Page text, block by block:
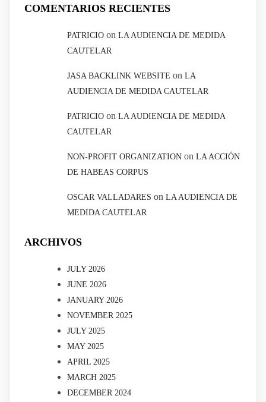
COMENTARIOS RECIENTES
PATRICIO on LA AUDIENCIA DE MEDIDA
CAUTELAR
JASA BACKLINK WEBSITE on LA
AUDIENCIA DE MEDIDA CAUTELAR
PATRICIO on LA AUDIENCIA DE MEDIDA
CAUTELAR
NON-PROFIT ORGANIZATION on LA ACCIÓN
DE HABEAS CORPUS
OSCAR VALLADARES on LA AUDIENCIA DE
MEDIDA CAUTELAR
ARCHIVOS
JULY 2026
JUNE 2026
JANUARY 2026
NOVEMBER 2025
JULY 2025
MAY 2025
APRIL 2025
MARCH 2025
DECEMBER 2024